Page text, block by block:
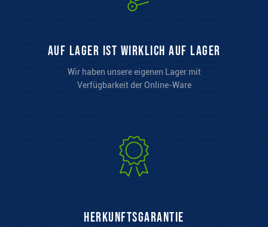
auf Lager ist wirklich auf Lager
Wir haben unsere eigenen Lager mit
Verfügbarkeit der Online-Ware
Herkunftsgarantie